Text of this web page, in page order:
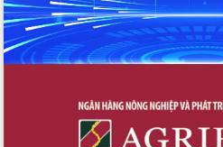
chuyển đổi số
Phó Chủ tịch Thường trực UBND tỉnh
Hồ Thị Nguyên Thảo làm việc tại Trung
Xây dựng nền hành chính số đồng
hành cùng nông dân dân, doanh nghiệp